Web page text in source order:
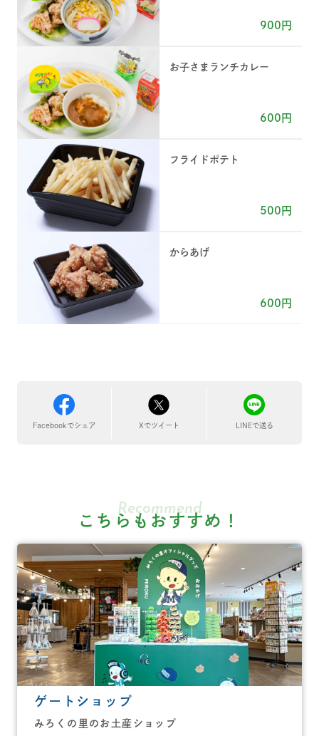
900円
お子さまランチカレー
600円
フライドポテト
500円
からあげ
600円
Facebookでシェア Xでツイート LINEで送る
Recommend
こちらもおすすめ！
ゲートショップ
みろくの里のお土産ショップ